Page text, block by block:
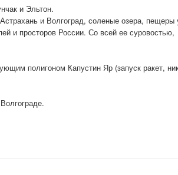
и Эльтон.
и Волгоград, соленые озера, пещеры
и просторов России. Со всей ее суровостью,
полигоном Капустин Яр (запуск ракет,